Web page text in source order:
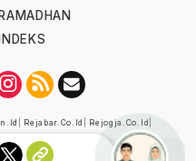
RAMADHAN
INDEKS
Rejabar.co.id Rejogja.co.id